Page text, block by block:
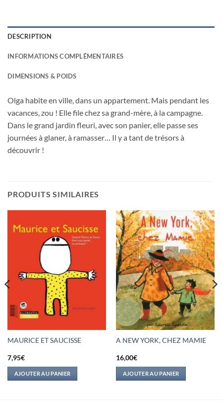
DESCRIPTION
INFORMATIONS COMPLÉMENTAIRES
DIMENSIONS & POIDS
Olga habite en ville, dans un appartement. Mais pendant les
vacances, zou ! Elle file chez sa grand-mère, à la campagne.
Dans le grand jardin fleuri, avec son panier, elle passe ses
journées à glaner, à ramasser… Il y a tant de trésors à
découvrir !
PRODUITS SIMILAIRES
MAURICE ET SAUCISSE
7,95€
AJOUTER AU PANIER
A NEW YORK, CHEZ MAMIE
16,00€
AJOUTER AU PANIER